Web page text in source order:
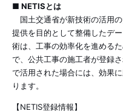
■ NETISとは
国土交通省が新技術の活用
提供を目的として整備したデ
術は、工事の効率化を進める
で、公共工事の施工者が登録
で活用された場合には、効果
ります。
【NETIS登録情報】